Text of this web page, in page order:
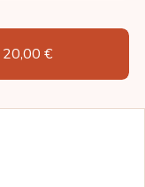
20,00 €